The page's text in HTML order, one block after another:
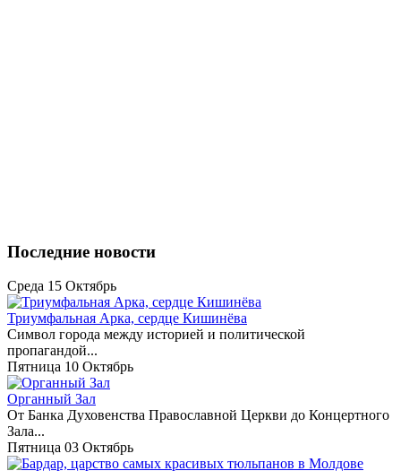
Последние новости
Среда 15 Октябрь
Триумфальная Арка, сердце Кишинёва
Символ города между историей и политической
пропагандой...
Пятница 10 Октябрь
Органный Зал
От Банка Духовенства Православной Церкви до Концертного
Зала...
Пятница 03 Октябрь